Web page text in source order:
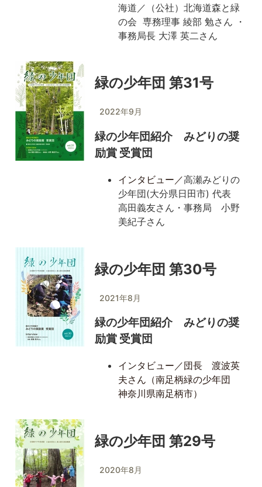
海道／（公社）北海道森と緑
の会 専務理事 綾部 勉さん ・
事務局長 大澤 英二さん
緑の少年団 第31号
2022年9月
緑の少年団紹介 みどりの奨
励賞 受賞団
インタビュー／高瀬みどりの
少年団(大分県日田市) 代表
高田義友さん・事務局 小野
美紀子さん
緑の少年団 第30号
2021年8月
緑の少年団紹介 みどりの奨
励賞 受賞団
インタビュー／団長 渡波英
夫さん（南足柄緑の少年団
神奈川県南足柄市）
緑の少年団 第29号
2020年8月